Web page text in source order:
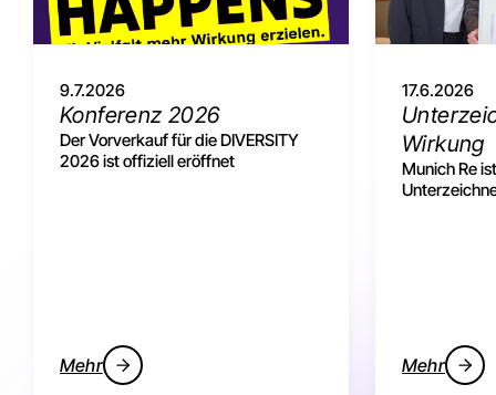
9.7.2026
Konferenz 2026
Der Vorverkauf für die DIVERSITY
2026 ist offiziell eröffnet
Mehr
17.6.2026
Wirkung
Munich Re
Mehr